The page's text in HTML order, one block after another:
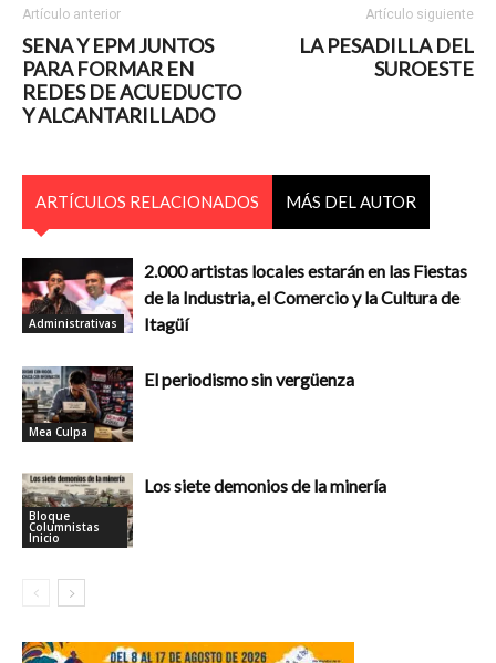
Artículo anterior
SENA Y EPM JUNTOS
PARA FORMAR EN
REDES DE ACUEDUCTO
Y ALCANTARILLADO
Artículo siguiente
LA PESADILLA DEL
SUROESTE
ARTÍCULOS RELACIONADOS MÁS DEL AUTOR
Administrativas
2.000 artistas locales estarán en las Fiestas
de la Industria, el Comercio y la Cultura de
Itagüí
Mea Culpa
El periodismo sin vergüenza
Bloque
Columnistas
Inicio
Los siete demonios de la minería